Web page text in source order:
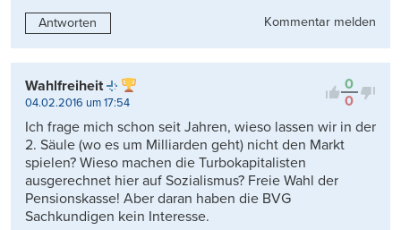
Antworten Kommentar melden
0
0
Wahlfreiheit
04.02.2016 um 17:54
Ich frage mich schon seit Jahren, wieso lassen wir in der
2. Säule (wo es um Milliarden geht) nicht den Markt
spielen? Wieso machen die Turbokapitalisten
ausgerechnet hier auf Sozialismus? Freie Wahl der
Pensionskasse! Aber daran haben die BVG
Sachkundigen kein Interesse.